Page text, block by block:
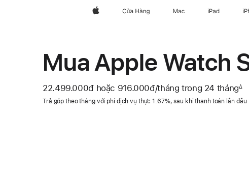
Apple Cửa Hàng Mac iPad
Mua Apple Watch
22.499.000đ hoặc 916.000đ/tháng mỗi
tháng
trong 24 tháng
thích
∆
Trả góp theo tháng với phí dịch vụ thực 1.67%, sau khi thanh toán lần đầu